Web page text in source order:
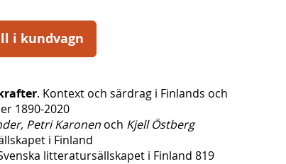
i kundvagn
. Kontext och särdrag i Finlands och
1890-2020
Petri Karonenoch Kjell Östberg
i Finland
litteratursällskapet i Finland 819